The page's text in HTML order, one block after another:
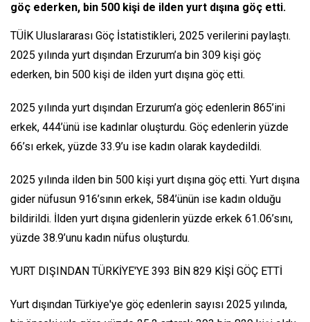
göç ederken, bin 500 kişi de ilden yurt dışına göç etti.
TÜİK Uluslararası Göç İstatistikleri, 2025 verilerini paylaştı.
2025 yılında yurt dışından Erzurum’a bin 309 kişi göç
ederken, bin 500 kişi de ilden yurt dışına göç etti.
2025 yılında yurt dışından Erzurum’a göç edenlerin 865’ini
erkek, 444’ünü ise kadınlar oluşturdu. Göç edenlerin yüzde
66’sı erkek, yüzde 33.9’u ise kadın olarak kaydedildi.
2025 yılında ilden bin 500 kişi yurt dışına göç etti. Yurt dışına
gider nüfusun 916’sının erkek, 584’ünün ise kadın olduğu
bildirildi. İlden yurt dışına gidenlerin yüzde erkek 61.06’sını,
yüzde 38.9’unu kadın nüfus oluşturdu.
YURT DIŞINDAN TÜRKİYE'YE 393 BİN 829 KİŞİ GÖÇ ETTİ
Yurt dışından Türkiye'ye göç edenlerin sayısı 2025 yılında,